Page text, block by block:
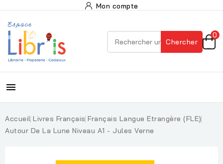
Mon compte
Chercher
0

Accueil Livres Français Français Langue Etrangère (FLE)
Autour De La Lune Niveau A1 - Jules Verne